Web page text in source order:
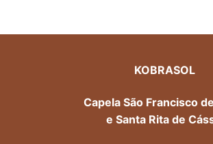
KOBRASOL
Capela São Francisco
e Santa Rita de